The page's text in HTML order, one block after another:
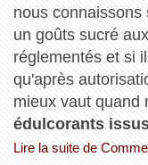
nous
un goûts sucré
réglementés et si
qu'après
mieux vaut quand
édulcorants
Lire la suite de